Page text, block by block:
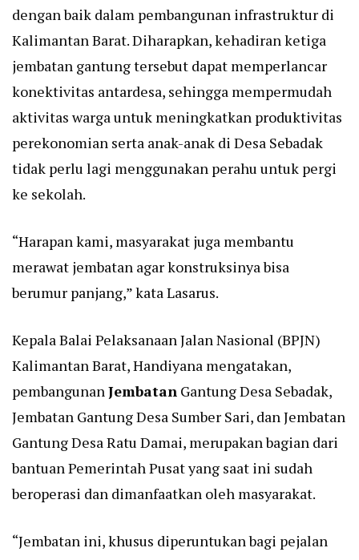
dengan baik dalam pembangunan infrastruktur di
Kalimantan Barat. Diharapkan, kehadiran ketiga
jembatan gantung tersebut dapat memperlancar
konektivitas antardesa, sehingga mempermudah
aktivitas warga untuk meningkatkan produktivitas
perekonomian serta anak-anak di Desa Sebadak
tidak perlu lagi menggunakan perahu untuk pergi
ke sekolah.
“Harapan kami, masyarakat juga membantu
merawat jembatan agar konstruksinya bisa
berumur panjang,” kata Lasarus.
Kepala Balai Pelaksanaan Jalan Nasional (BPJN)
Kalimantan Barat, Handiyana mengatakan,
pembangunanJembatan Gantung Desa Sebadak,
Jembatan Gantung Desa Sumber Sari, dan Jembatan
Gantung Desa Ratu Damai, merupakan bagian dari
bantuan Pemerintah Pusat yang saat ini sudah
beroperasi dan dimanfaatkan oleh masyarakat.
“Jembatan ini, khusus diperuntukan bagi pejalan